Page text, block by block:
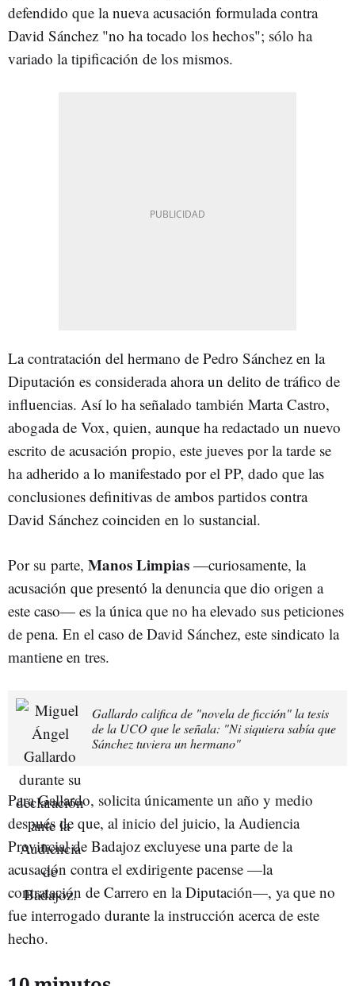
defendido que la nueva acusación formulada contra
David Sánchez "no ha tocado los hechos"; sólo ha
variado la tipificación de los mismos.
La contratación del hermano de Pedro Sánchez en la
Diputación es considerada ahora un delito de tráfico de
influencias. Así lo ha señalado también Marta Castro,
abogada de Vox, quien, aunque ha redactado un nuevo
escrito de acusación propio, este jueves por la tarde se
ha adherido a lo manifestado por el PP, dado que las
conclusiones definitivas de ambos partidos contra
David Sánchez coinciden en lo sustancial.
Por su parte, Manos Limpias —curiosamente, la
acusación que presentó la denuncia que dio origen a
este caso— es la única que no ha elevado sus peticiones
de pena. En el caso de David Sánchez, este sindicato la
mantiene en tres.
Gallardo califica de "novela de ficción" la tesis
de la UCO que le señala: "Ni siquiera sabía que
Sánchez tuviera un hermano"
Para Gallardo, solicita únicamente un año y medio
después de que, al inicio del juicio, la Audiencia
Provincial de Badajoz excluyese una parte de la
acusación contra el exdirigente pacense —la
contratación de Carrero en la Diputación—, ya que no
fue interrogado durante la instrucción acerca de este
hecho.